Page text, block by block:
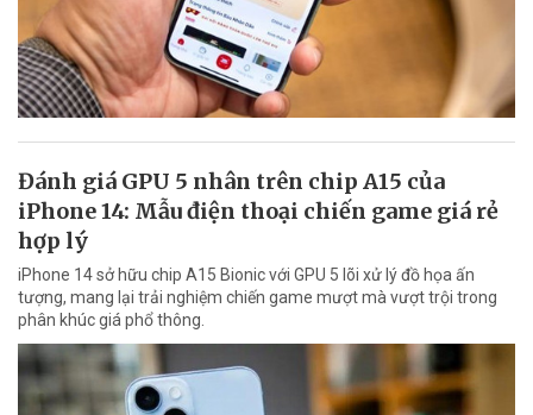
Đánh giá GPU 5 nhân trên chip A15 của
iPhone 14: Mẫu điện thoại chiến game giá rẻ
hợp lý
iPhone 14 sở hữu chip A15 Bionic với GPU 5 lõi xử lý đồ họa ấn
tượng, mang lại trải nghiệm chiến game mượt mà vượt trội trong
phân khúc giá phổ thông.